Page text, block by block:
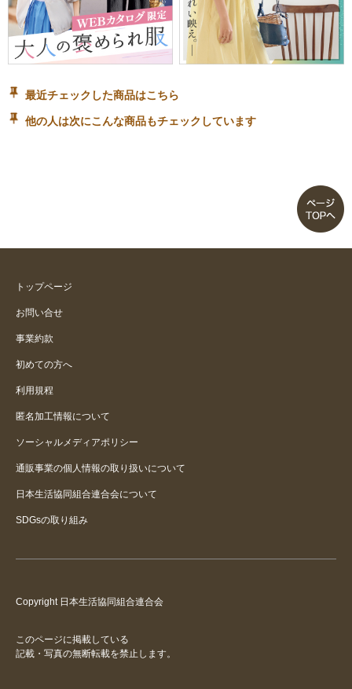
最近チェックした商品はこちら
他の人は次にこんな商品もチェックしています
トップページ
お問い合せ
事業約款
初めての方へ
利用規程
匿名加工情報について
ソーシャルメディアポリシー
通販事業の個人情報の取り扱いについて
日本生活協同組合連合会について
SDGsの取り組み
Copyright 日本生活協同組合連合会
このページに掲載している
記載・写真の無断転載を禁止します。